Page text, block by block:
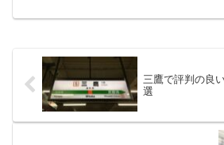
三鷹で評判の良
選